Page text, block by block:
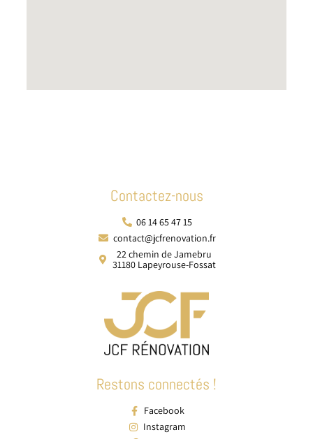
Contactez-nous
06 14 65 47 15
contact@jcfrenovation.fr
22 chemin de Jamebru
31180 Lapeyrouse-Fossat
Restons connectés !
Facebook
Instagram